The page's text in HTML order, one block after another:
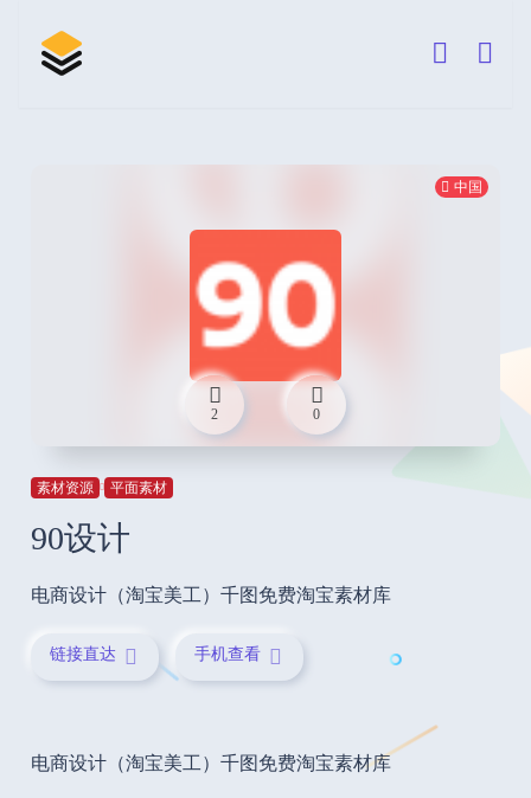
中国
2 0
素材资源 平面素材
90设计
电商设计（淘宝美工）千图免费淘宝素材库
链接直达 手机查看
电商设计（淘宝美工）千图免费淘宝素材库